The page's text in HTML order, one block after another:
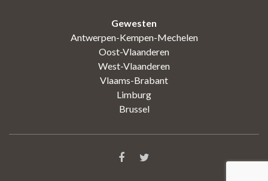
Gewesten
Antwerpen-Kempen-Mechelen
Oost-Vlaanderen
West-Vlaanderen
Vlaams-Brabant
Limburg
Brussel